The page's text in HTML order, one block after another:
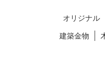
オリジナル
建築金物